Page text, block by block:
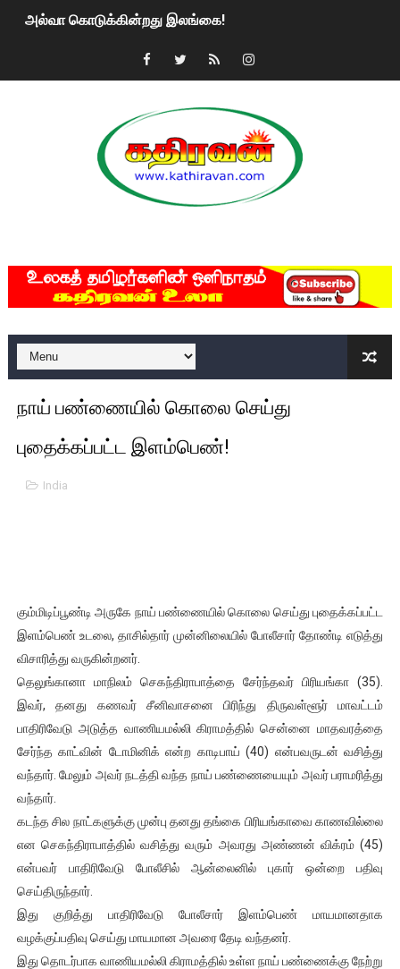
அல்வா கொடுக்கின்றது இலங்கை!
2ஆம் நாள் உக்ரைன் யுத்தம்!! எங்களைத் தனிமையில்
மகிந்த ராஜபக்சே பதவி விலக திட்டம்?
ரவுடி பேபிக்கு நடந்த தரமான சம்பவம்.. ஆபாச வீடியோக்களால்
குண்டை தூக்கிப்போட்ட ஆய்வு…. இந்தியாவின் “கோவிஷீல்டு”
யாழில் தமிழின தலைவர் பிரபாகரனின் பிறந்தநாளை
ஏர்போர்ட்டில் உதைத்த நபர் யார், என்ன நடந்தது?: உண்மையை
சீனா இலங்கையிடம் 8 மில்லியன் அமெரிக்க டொலர் நட்டஈடு
01/11/2021 Scotland ல் நடைபெறும் கண்டனப்
பாலச்சந்திரன் மற்றும் தன்னிடம் படித்த மாணவர்கள் தொடர்பில்
தடுப்பூசியை பெற்றுக் கொள்ளக் கூடிய இடங்கள்...
சிறுமியை பாலியல் வன்கொடுமை செய்த முதியவருக்கு
பிரபல நடிகை தூக்கிட்டு தற்கொலை!
வடிவேலுவுக்கு நீதிமன்றம் விதித்துள்ள அதிரடி உத்தரவு!
தியாகதீபம் லெப்.கேணல் திலீபன், கேணல் சங்கர் ஆகியோரின்
ஐ.நா முன்றலில் சீரற்ற காலநிலையிலும் தமிழின அழிப்பிற்கு
இளையராஜா – கமல் அவசர சந்திப்பு (படங்கள், விடியோ)
ஜனாதிபதி ஐக்கிய நாடுகளின் பொதுச் சபை கூட்டத்தில் இன்று
32 CM விநோத கன்றுக்குட்டி! (வீடியோ)
நாய் பண்ணையில் கொலை செய்து
புதைக்கப்பட்ட இளம்பெண்!
India
கும்மிடிப்பூண்டி அருகே நாய் பண்ணையில் கொலை செய்து புதைக்கப்பட்ட
இளம்பெண் உடலை, தாசில்தார் முன்னிலையில் போலீசார் தோண்டி எடுத்து
விசாரித்து வருகின்றனர்.
தெலுங்கானா மாநிலம் செகந்திராபாத்தை சேர்ந்தவர் பிரியங்கா (35).
இவர், தனது கணவர் சீனிவாசனை பிரிந்து திருவள்ளூர் மாவட்டம்
பாதிரிவேடு அடுத்த வாணியமல்லி கிராமத்தில் சென்னை மாதவரத்தை
சேர்ந்த காட்வின் டோமினிக் என்ற காடிபாய் (40) என்பவருடன் வசித்து
வந்தார். மேலும் அவர் நடத்தி வந்த நாய் பண்ணையையும் அவர் பராமரித்து
வந்தார்.
கடந்த சில நாட்களுக்கு முன்பு தனது தங்கை பிரியங்காவை காணவில்லை
என செகந்திராபாத்தில் வசித்து வரும் அவரது அண்ணன் விக்ரம் (45)
என்பவர் பாதிரிவேடு போலீசில் ஆன்லைனில் புகார் ஒன்றை பதிவு
செய்திருந்தார்.
இது குறித்து பாதிரிவேடு போலீசார் இளம்பெண் மாயமானதாக
வழக்குப்பதிவு செய்து மாயமான அவரை தேடி வந்தனர்.
இது தொடர்பாக வாணியமல்லி கிராமத்தில் உள்ள நாய் பண்ணைக்கு நேற்று